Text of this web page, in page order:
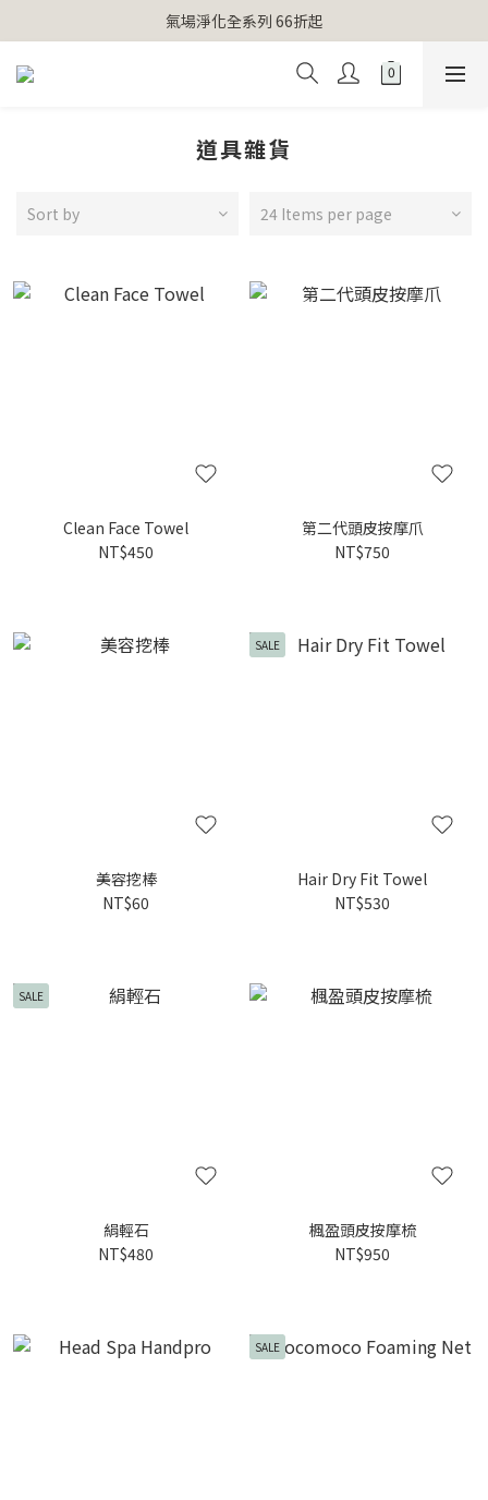
【官網獨家】首次消費 不限金額 即送 香遇熊超人行李吊牌
氣場淨化全系列 66折起
【官網獨家】首次消費 不限金額 即送 香遇熊超人行李吊牌
道具雜貨
Sort by 24 Items per page
Clean Face Towel
NT$450
第二代頭皮按摩爪
NT$750
美容挖棒
NT$60
SALE
Hair Dry Fit Towel
NT$530
SALE
絹輕石
NT$480
楓盈頭皮按摩梳
NT$950
SALE